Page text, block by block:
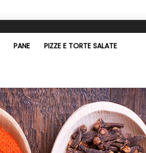
PANE PIZZE E TORTE SALATE